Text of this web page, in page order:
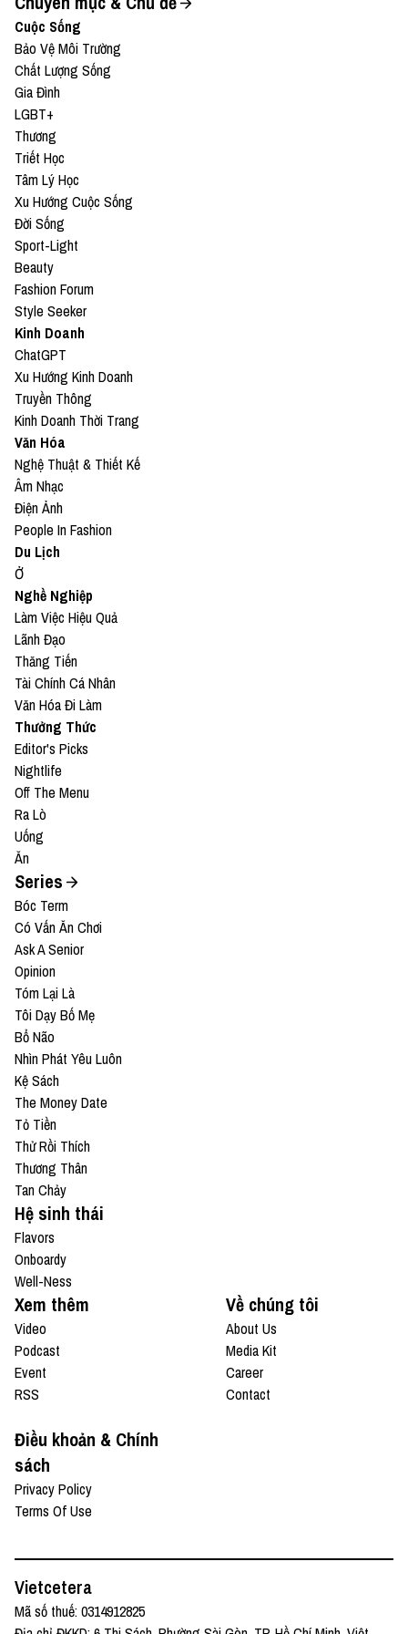
● Buy me a coffee:
https://www.buymeacoffee.com/vietcetera
Nếu có bất cứ góp ý, phản hồi hay mong muốn hợp
tác, bạn có thể gửi email về địa chỉ
team@vietcetera.com
Cuộc Sống
Bảo Vệ Môi Trường
Chất Lượng Sống
Gia Đình
LGBT+
Thương
Triết Học
Tâm Lý Học
Xu Hướng Cuộc Sống
Đời Sống
Sport-Light
Beauty
Fashion Forum
Style Seeker
Kinh Doanh
ChatGPT
Xu Hướng Kinh Doanh
Truyền Thông
Kinh Doanh Thời Trang
Văn Hóa
Nghệ Thuật & Thiết Kế
Âm Nhạc
Điện Ảnh
People In Fashion
Du Lịch
Ở
Nghề Nghiệp
Làm Việc Hiệu Quả
Lãnh Đạo
Thăng Tiến
Tài Chính Cá Nhân
Văn Hóa Đi Làm
Thưởng Thức
Editor's Picks
Nightlife
Off The Menu
Ra Lò
Uống
Ăn
Series
Bóc Term
Có Vấn Ăn Chơi
Ask A Senior
Opinion
Tóm Lại Là
Tôi Dạy Bố Mẹ
Bổ Não
Nhìn Phát Yêu Luôn
Kệ Sách
The Money Date
Tỏ Tiền
Thử Rồi Thích
Thương Thân
Tan Chảy
Hệ sinh thái
Flavors
Onboardy
Well-Ness
Xem thêm
Video
Podcast
Event
RSS
Về chúng tôi
About Us
Media Kit
Career
Contact
Điều khoản & Chính
sách
Privacy Policy
Terms Of Use
Vietcetera
Mã số thuế: 0314912825